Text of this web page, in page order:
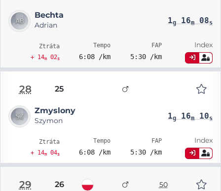
Bechta
Adrian 1g16m08s
Ztráta
+ 14m02s
Tempo
6:08 /km
FAP
5:30 /km
Index
28 25
Zmyslony
Szymon 1g16m10s
Ztráta
+ 14m04s
Tempo
6:08 /km
FAP
5:30 /km
Index
29 26 50